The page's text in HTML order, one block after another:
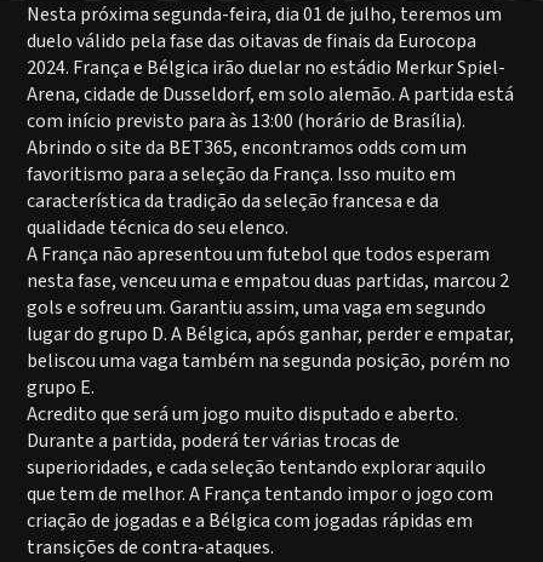
Nesta próxima segunda-feira, dia 01 de julho, teremos um
duelo válido pela fase das oitavas de finais da Eurocopa
2024. França e Bélgica irão duelar no estádio Merkur Spiel-
Arena, cidade de Dusseldorf, em solo alemão. A partida está
com início previsto para às 13:00 (horário de Brasília).
Abrindo o site da BET365, encontramos odds com um
favoritismo para a seleção da França. Isso muito em
característica da tradição da seleção francesa e da
qualidade técnica do seu elenco.
A França não apresentou um futebol que todos esperam
nesta fase, venceu uma e empatou duas partidas, marcou 2
gols e sofreu um. Garantiu assim, uma vaga em segundo
lugar do grupo D. A Bélgica, após ganhar, perder e empatar,
beliscou uma vaga também na segunda posição, porém no
grupo E.
Acredito que será um jogo muito disputado e aberto.
Durante a partida, poderá ter várias trocas de
superioridades, e cada seleção tentando explorar aquilo
que tem de melhor. A França tentando impor o jogo com
criação de jogadas e a Bélgica com jogadas rápidas em
transições de contra-ataques.